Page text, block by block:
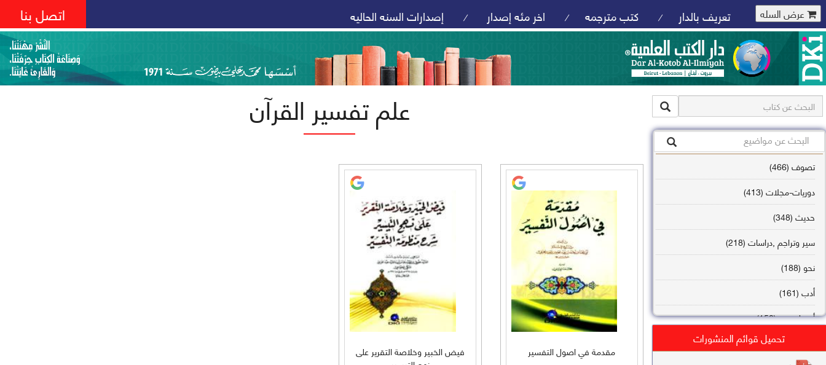
عرض السله تعريف بالدار / كتب مترجمه / اخر مئه إصدار / إصدارات السنه الحاليه اتصل بنا
تصوف (466)
دوريات-مجلات (413)
حديث (348)
سير وتراجم ,دراسات (218)
نحو (188)
أدب (161)
أصول فقه (158)
تحميل قوائم المنشورات
علم تفسير القرآن
مقدمة في اصول التفسير
فيض الخبير وخلاصة التقرير على